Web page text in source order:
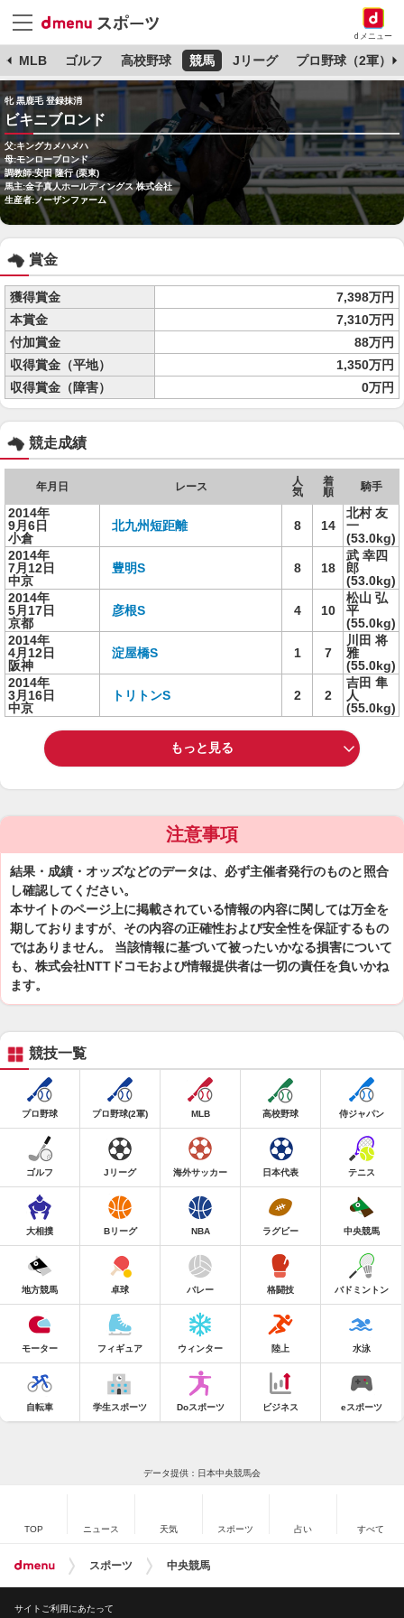
dメニュー
MLB ゴルフ 高校野球 競馬 Jリーグ プロ野球（2軍）
牝 黒鹿毛 登録抹消
ビキニブロンド
父:キングカメハメハ
母:モンローブロンド
調教師:安田 隆行 (栗東)
馬主:金子真人ホールディングス 株式会社
生産者:ノーザンファーム
賞金
獲得賞金
7,398万円
本賞金
7,310万円
付加賞金
88万円
収得賞金（平地）
1,350万円
収得賞金（障害）
0万円
競走成績
年月日 レース
人
気
着
順
騎手
2014年
9月6日
小倉
北九州短距離 8 14
北村 友
一
(53.0kg)
2014年
7月12日
中京
豊明S 8 18
武 幸四
郎
(53.0kg)
2014年
5月17日
京都
彦根S 4 10
松山 弘
平
(55.0kg)
2014年
4月12日
阪神
淀屋橋S 1 7
川田 将
雅
(55.0kg)
2014年
3月16日
中京
トリトンS 2 2
吉田 隼
人
(55.0kg)
もっと見る
注意事項
結果・成績・オッズなどのデータは、必ず主催者発行のものと照合
し確認してください。
本サイトのページ上に掲載されている情報の内容に関しては万全を
期しておりますが、その内容の正確性および安全性を保証するもの
ではありません。 当該情報に基づいて被ったいかなる損害について
も、株式会社NTTドコモおよび情報提供者は一切の責任を負いかね
ます。
競技一覧
プロ野球 プロ野球(2軍) MLB 高校野球 侍ジャパン
ゴルフ Jリーグ 海外サッカー 日本代表 テニス
大相撲 Bリーグ NBA ラグビー 中央競馬
地方競馬 卓球 バレー 格闘技 バドミントン
モーター フィギュア ウィンター 陸上 水泳
自転車 学生スポーツ Doスポーツ ビジネス eスポーツ
データ提供：日本中央競馬会
TOP ニュース 天気 スポーツ 占い すべて
スポーツ 中央競馬
サイトご利用にあたって